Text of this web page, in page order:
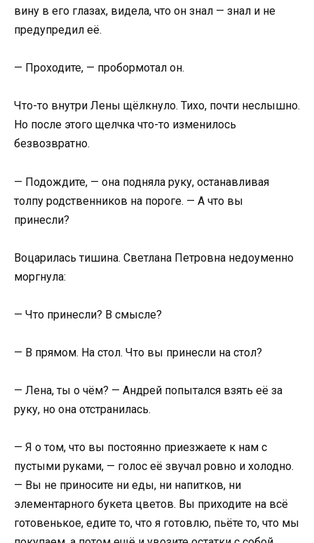
вину в его глазах, видела, что он знал — знал и не
предупредил её.
— Проходите, — пробормотал он.
Что-то внутри Лены щёлкнуло. Тихо, почти неслышно.
Но после этого щелчка что-то изменилось
безвозвратно.
— Подождите, — она подняла руку, останавливая
толпу родственников на пороге. — А что вы
принесли?
Воцарилась тишина. Светлана Петровна недоуменно
моргнула:
— Что принесли? В смысле?
— В прямом. На стол. Что вы принесли на стол?
— Лена, ты о чём? — Андрей попытался взять её за
руку, но она отстранилась.
— Я о том, что вы постоянно приезжаете к нам с
пустыми руками, — голос её звучал ровно и холодно.
— Вы не приносите ни еды, ни напитков, ни
элементарного букета цветов. Вы приходите на всё
готовенькое, едите то, что я готовлю, пьёте то, что мы